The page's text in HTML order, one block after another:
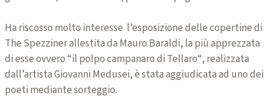
Ha riscosso molto interesse l’esposizione delle copertine di
The Spezziner allestita da Mauro Baraldi, la più apprezzata
di esse ovvero “il polpo campanaro di Tellaro“, realizzata
dall’artista Giovanni Medusei, è stata aggiudicata ad uno dei
poeti mediante sorteggio.